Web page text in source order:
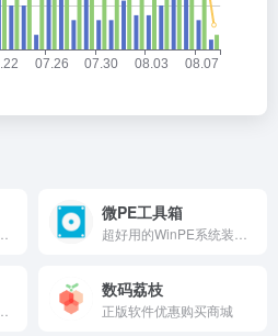
微PE工具箱
数码荔枝
正版软件优惠购买商城